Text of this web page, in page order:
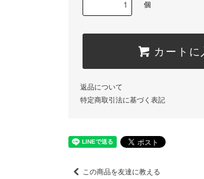
個
カートに
返品について
特定商取引法に基づく表記
この商品を友達に教える